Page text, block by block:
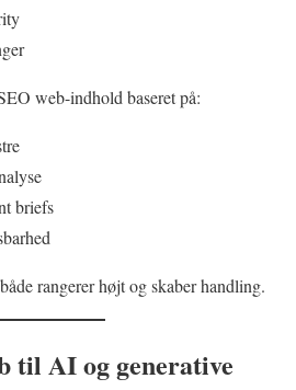
web-indhold baseret på:
briefs
rangerer højt og skaber handling.
til AI og generative